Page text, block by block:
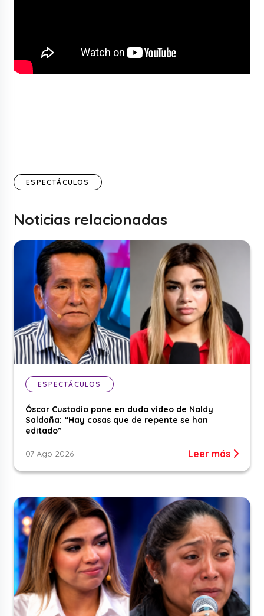
ESPECTÁCULOS
Noticias relacionadas
ESPECTÁCULOS
Óscar Custodio pone en duda video de Naldy
Saldaña: “Hay cosas que de repente se han
editado”
07 Ago 2026 Leer más